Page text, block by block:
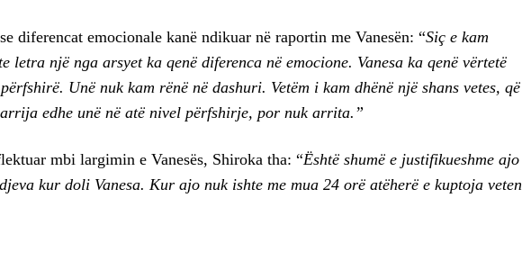
diferencat emocionale kanë ndikuar në raportin me Vanesën: “Siç e kam
letra një nga arsyet ka qenë diferenca në emocione. Vanesa ka qenë vërtetë
Unë nuk kam rënë në dashuri. Vetëm i kam dhënë një shans vetes, që
edhe unë në atë nivel përfshirje, por nuk arrita.”
mbi largimin e Vanesës, Shiroka tha: “Është shumë e justifikueshme ajo
kur doli Vanesa. Kur ajo nuk ishte me mua 24 orë atëherë e kuptoja veten